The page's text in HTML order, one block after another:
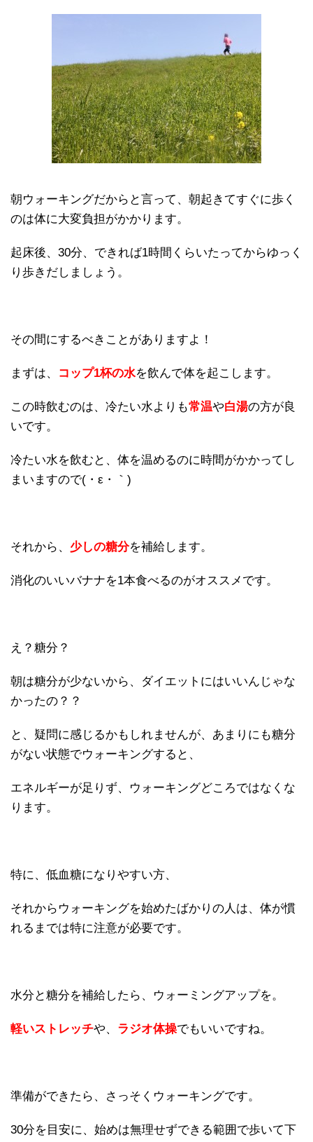
朝ウォーキングだからと言って、朝起きてすぐに歩く
のは体に大変負担がかかります。
起床後、30分、できれば1時間くらいたってからゆっく
り歩きだしましょう。
その間にするべきことがありますよ！
まずは、 コップ1杯の水を飲んで体を起こします。
この時飲むのは、冷たい水よりも常温や白湯の方が良
いです。
冷たい水を飲むと、体を温めるのに時間がかかってし
まいますので(・ε・｀)
それから、 少しの糖分を補給します。
消化のいいバナナを1本食べるのがオススメです。
え？糖分？
朝は糖分が少ないから、ダイエットにはいいんじゃな
かったの？？
と、疑問に感じるかもしれませんが、あまりにも糖分
がない状態でウォーキングすると、
エネルギーが足りず、ウォーキングどころではなくな
ります。
特に、低血糖になりやすい方、
それからウォーキングを始めたばかりの人は、体が慣
れるまでは特に注意が必要です。
水分と糖分を補給したら、ウォーミングアップを。
軽いストレッチや、 ラジオ体操でもいいですね。
準備ができたら、さっそくウォーキングです。
30分を目安に、始めは無理せずできる範囲で歩いて下